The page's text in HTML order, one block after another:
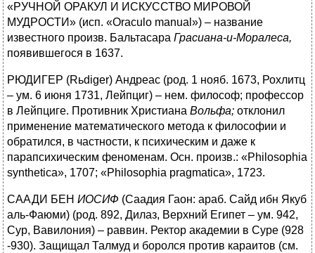
«РУЧНОЙ ОРАКУЛ И ИСКУССТВО МИРОВОЙ
МУДРОСТИ» (исп. «Oraculo manual») – название
известного произв. Бальтасара Грасиана-и-Моралеса,
появившегося в 1637.
РЮДИГЕР (Rьdiger) Андреас (род. 1 нояб. 1673, Рохлитц
– ум. 6 июня 1731, Лейпциг) – нем. философ; профессор
в Лейпциге. Противник Христиана Вольфа; отклонил
применение математического метода к философии и
обратился, в частности, к психическим и даже к
парапсихическим феноменам. Осн. произв.: «Philosophia
synthetica», 1707; «Philosophia pragmatica», 1723.
СААДИ БЕН ИОСИФ (Саадия Гаон: араб. Сайд ибн Якуб
аль-Фаюми) (род. 892, Дилаз, Верхний Египет – ум. 942,
Сур, Вавилония) – раввин. Ректор академии в Суре (928
-930). Защищал Талмуд и боролся против караитов (см.